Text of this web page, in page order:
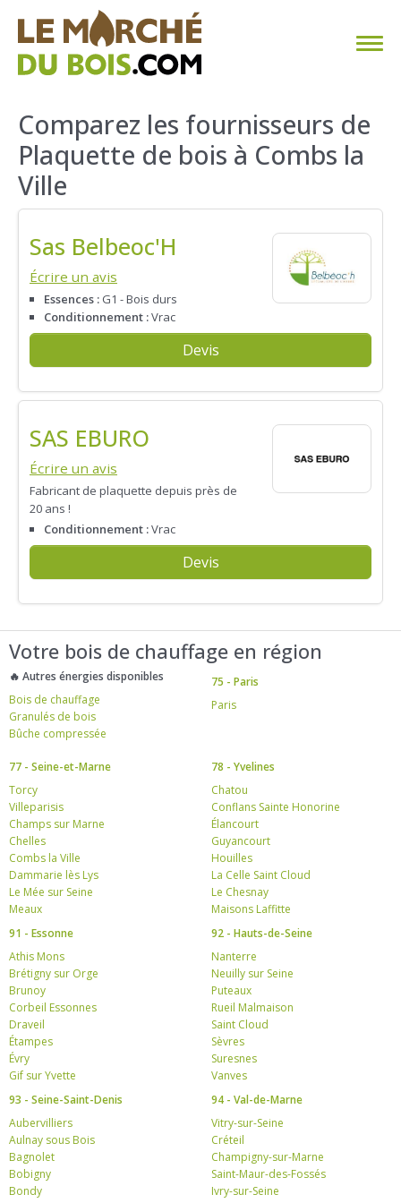
CHAUFFAGE AU BOIS
FAQ
CALCULER SA CONSOMMATION
TROUVER SON FOURNISSEUR
BLOG
ESPACE PRO
Comparez les fournisseurs de
Plaquette de bois à Combs la
Ville
Sas Belbeoc'H
Écrire un avis
Essences : G1 - Bois durs
Conditionnement :Vrac
Devis
SAS EBURO
Écrire un avis
Fabricant de plaquette depuis près de
20 ans !
Conditionnement :Vrac
Devis
Votre bois de chauffage en région
🔥 Autres énergies disponibles
Bois de chauffage
Granulés de bois
Bûche compressée
75 - Paris
Paris
77 - Seine-et-Marne
Torcy
Villeparisis
Champs sur Marne
Chelles
Combs la Ville
Dammarie lès Lys
Le Mée sur Seine
Meaux
78 - Yvelines
Chatou
Conflans Sainte Honorine
Élancourt
Guyancourt
Houilles
La Celle Saint Cloud
Le Chesnay
Maisons Laffitte
91 - Essonne
Athis Mons
Brétigny sur Orge
Brunoy
Corbeil Essonnes
Draveil
Étampes
Évry
Gif sur Yvette
92 - Hauts-de-Seine
Nanterre
Neuilly sur Seine
Puteaux
Rueil Malmaison
Saint Cloud
Sèvres
Suresnes
Vanves
93 - Seine-Saint-Denis
Aubervilliers
Aulnay sous Bois
Bagnolet
Bobigny
Bondy
94 - Val-de-Marne
Vitry-sur-Seine
Créteil
Champigny-sur-Marne
Saint-Maur-des-Fossés
Ivry-sur-Seine